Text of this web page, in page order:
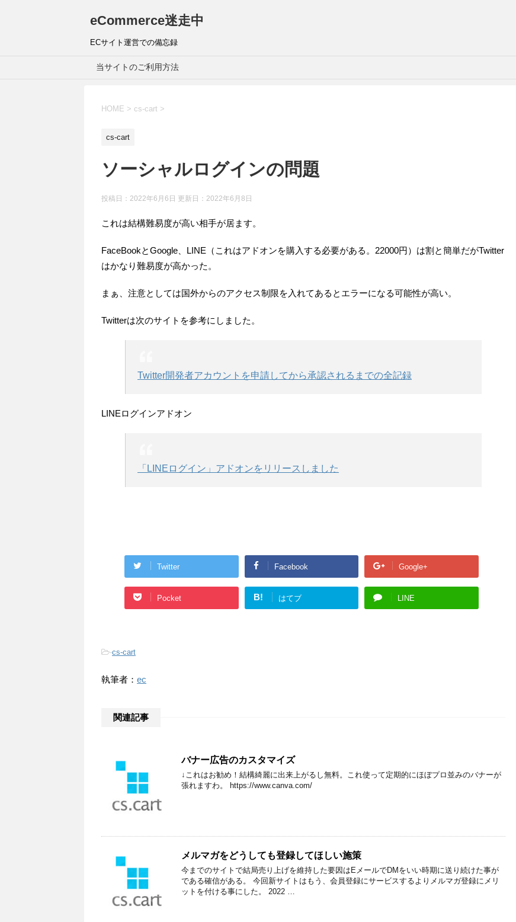
eCommerce迷走中
ECサイト運営での備忘録
当サイトのご利用方法
HOME > cs-cart >
cs-cart
ソーシャルログインの問題
投稿日：2022年6月6日 更新日： 2022年6月8日
これは結構難易度が高い相手が居ます。
FaceBookとGoogle、LINE（これはアドオンを購入する必要がある。22000円）は割と簡単だがTwitter
はかなり難易度が高かった。
まぁ、注意としては国外からのアクセス制限を入れてあるとエラーになる可能性が高い。
Twitterは次のサイトを参考にしました。
Twitter開発者アカウントを申請してから承認されるまでの全記録
LINEログインアドオン
「LINEログイン」アドオンをリリースしました
Twitter Facebook Google+
Pocket B! はてブ LINE
-cs-cart
執筆者： ec
関連記事
バナー広告のカスタマイズ
↓これはお勧め！結構綺麗に出来上がるし無料。これ使って定期的にほぼプロ並みのバナーが
張れますわ。 https://www.canva.com/
メルマガをどうしても登録してほしい施策
今までのサイトで結局売り上げを維持した要因はEメールでDMをいい時期に送り続けた事が
である確信がある。 今回新サイトはもう、会員登録にサービスするよりメルマガ登録にメリ
ットを付ける事にした。 2022 …